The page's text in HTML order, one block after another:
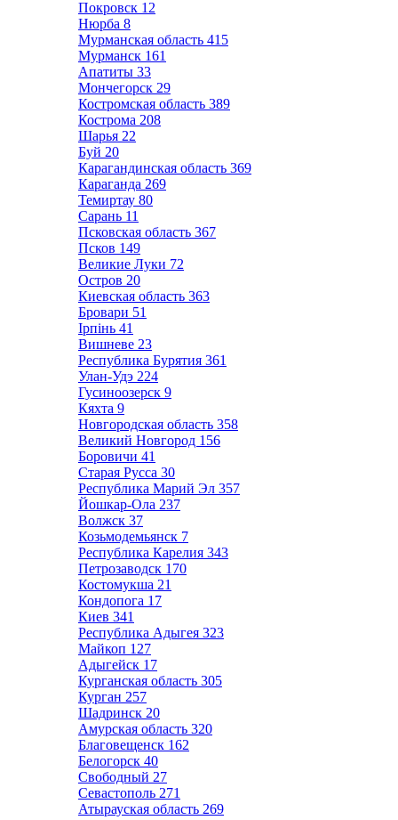
Покровск 12
Нюрба 8
Мурманская область 415
Мурманск 161
Апатиты 33
Мончегорск 29
Костромская область 389
Кострома 208
Шарья 22
Буй 20
Карагандинская область 369
Караганда 269
Темиртау 80
Сарань 11
Псковская область 367
Псков 149
Великие Луки 72
Остров 20
Киевская область 363
Бровари 51
Ірпінь 41
Вишневе 23
Республика Бурятия 361
Улан-Удэ 224
Гусиноозерск 9
Кяхта 9
Новгородская область 358
Великий Новгород 156
Боровичи 41
Старая Русса 30
Республика Марий Эл 357
Йошкар-Ола 237
Волжск 37
Козьмодемьянск 7
Республика Карелия 343
Петрозаводск 170
Костомукша 21
Кондопога 17
Киев 341
Республика Адыгея 323
Майкоп 127
Адыгейск 17
Курганская область 305
Курган 257
Шадринск 20
Амурская область 320
Благовещенск 162
Белогорск 40
Свободный 27
Севастополь 271
Атырауская область 269